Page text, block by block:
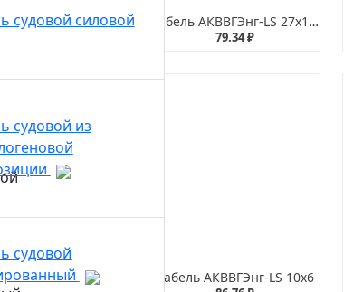
АКВВГЭнг-LS 10х4 Кабель АКВВГЭнг-LS 27х1,5
79.34 ₽
АКВВГЭнг-LS 7х1,5 Кабель АКВВГЭнг-LS 10х6
судовой силовой
судовой из
судовой